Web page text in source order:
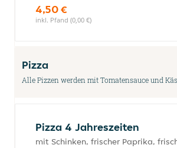
4,50 €
inkl. Pfand (0,00 €)
Pizza
Alle Pizzen werden mit Tomatensauce und
Pizza 4 Jahreszeiten
mit Schinken, frischer Paprika,